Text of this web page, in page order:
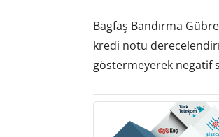
Bagfaş Bandırma
kredi notu
göstermeyerek negatif